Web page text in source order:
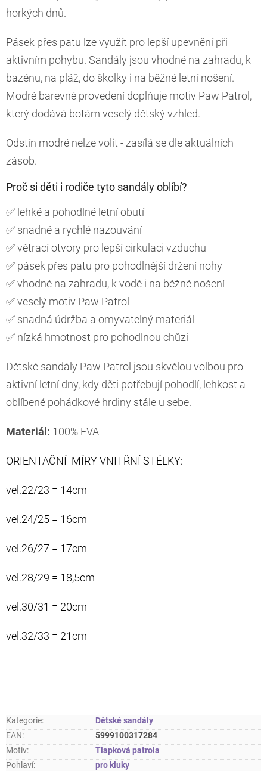
horkých dnů.
Pásek přes patu lze využít pro lepší upevnění při
aktivním pohybu. Sandály jsou vhodné na zahradu, k
bazénu, na pláž, do školky i na běžné letní nošení.
Modré barevné provedení doplňuje motiv Paw Patrol,
který dodává botám veselý dětský vzhled.
Odstín modré nelze volit - zasílá se dle aktuálních
zásob.
Proč si děti i rodiče tyto sandály oblíbí?
✅ lehké a pohodlné letní obutí
✅ snadné a rychlé nazouvání
✅ větrací otvory pro lepší cirkulaci vzduchu
✅ pásek přes patu pro pohodlnější držení nohy
✅ vhodné na zahradu, k vodě i na běžné nošení
✅ veselý motiv Paw Patrol
✅ snadná údržba a omyvatelný materiál
✅ nízká hmotnost pro pohodlnou chůzi
Dětské sandály Paw Patrol jsou skvělou volbou pro
aktivní letní dny, kdy děti potřebují pohodlí, lehkost a
oblíbené pohádkové hrdiny stále u sebe.
Materiál: 100% EVA
ORIENTAČNÍ MÍRY VNITŘNÍ STÉLKY:
vel.22/23 = 14cm
vel.24/25 = 16cm
vel.26/27 = 17cm
vel.28/29 = 18,5cm
vel.30/31 = 20cm
vel.32/33 = 21cm
Kategorie:
Dětské sandály
EAN:
5999100317284
Motiv:
Tlapková patrola
Pohlaví:
pro kluky